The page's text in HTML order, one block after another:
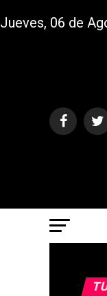
Jueves, 06 de